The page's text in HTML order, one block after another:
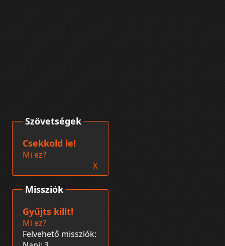
Missziók
Gyűjts killt!
Mi ez?
Felvehető missziók:
Szövetségek
Csekkold le!
Mi ez?
X